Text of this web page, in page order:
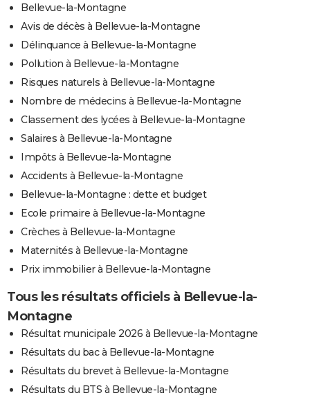
Bellevue-la-Montagne
Avis de décès à Bellevue-la-Montagne
Délinquance à Bellevue-la-Montagne
Pollution à Bellevue-la-Montagne
Risques naturels à Bellevue-la-Montagne
Nombre de médecins à Bellevue-la-Montagne
Classement des lycées à Bellevue-la-Montagne
Salaires à Bellevue-la-Montagne
Impôts à Bellevue-la-Montagne
Accidents à Bellevue-la-Montagne
Bellevue-la-Montagne : dette et budget
Ecole primaire à Bellevue-la-Montagne
Crèches à Bellevue-la-Montagne
Maternités à Bellevue-la-Montagne
Prix immobilier à Bellevue-la-Montagne
Tous les résultats officiels à Bellevue-la-
Montagne
Résultat municipale 2026 à Bellevue-la-Montagne
Résultats du bac à Bellevue-la-Montagne
Résultats du brevet à Bellevue-la-Montagne
Résultats du BTS à Bellevue-la-Montagne